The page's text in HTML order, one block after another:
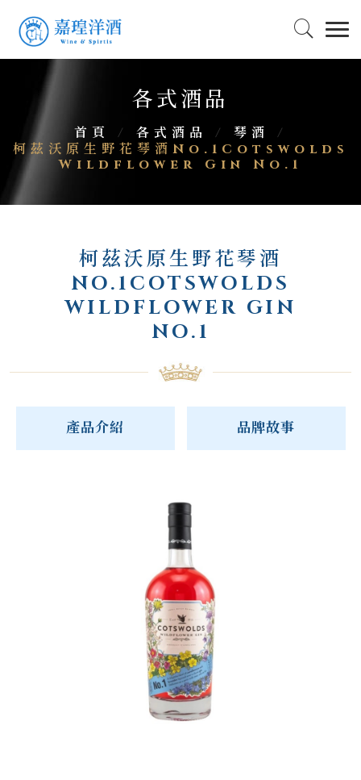
各式酒品
首頁 / 各式酒品 / 琴酒
/
柯茲沃原生野花琴酒No.1Cotswolds
Wildflower Gin No.1
柯茲沃原生野花琴酒
NO.1COTSWOLDS
WILDFLOWER GIN
NO.1
產品介紹 品牌故事